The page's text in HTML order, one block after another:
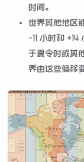
时间。
世界其他地区
-11 小时和
于夏令时或其
界由这些偏移